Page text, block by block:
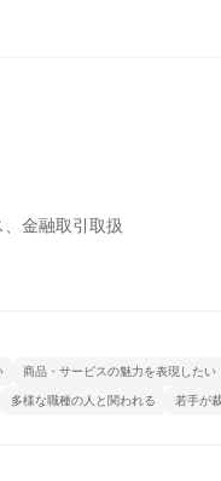
金融取引取扱
商品・サービスの魅力を表現したい
多様な職種の人と関われる 若手が